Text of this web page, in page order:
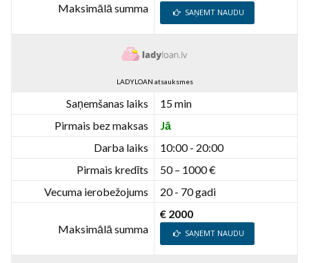
Maksimālā summa SAŅEMT NAUDU
LADYLOAN atsauksmes
Saņemšanas laiks
15 min
Pirmais bez maksas
Jā
Darba laiks
10:00 - 20:00
Pirmais kredīts
50 – 1000 €
Vecuma ierobežojums
20 - 70 gadi
Maksimālā summa
€ 2000
SAŅEMT NAUDU